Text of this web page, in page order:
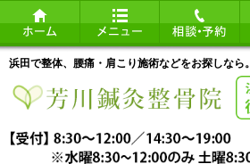
浜田で整体、腰痛・肩こり施術などをお探しなら。